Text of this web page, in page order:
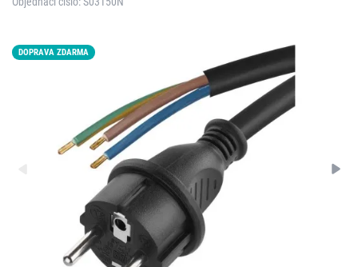
DOPRAVA ZDARMA